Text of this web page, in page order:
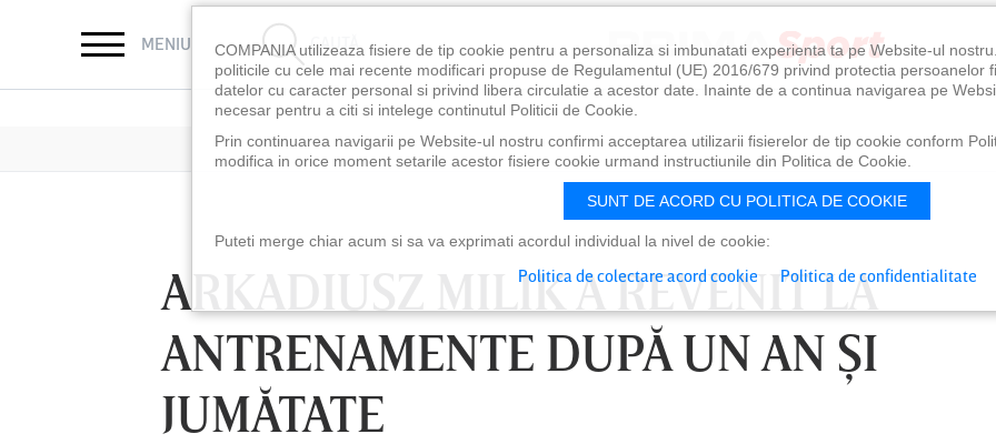
MENIU CAUTĂ
ARKADIUSZ MILIK A REVENIT LA
ANTRENAMENTE DUPĂ UN AN ŞI
JUMĂTATE
COMPANIA utilizeaza fisiere de tip cookie pentru a personaliza si imbunatati experienta ta pe Website-ul
politicile cu cele mai recente modificari propuse de Regulamentul (UE) 2016/679 privind protectia persoanelor
datelor cu caracter personal si privind libera circulatie a acestor date. Inainte de a continua navigarea pe
necesar pentru a citi si intelege continutul Politicii de Cookie.
Prin continuarea navigarii pe Website-ul nostru confirmi acceptarea utilizarii fisierelor de tip cookie conform
modifica in orice moment setarile acestor fisiere cookie urmand instructiunile din Politica de Cookie.
SUNT DE ACORD CU POLITICA DE COOKIE
Puteti merge chiar acum si sa va exprimati acordul individual la nivel de cookie:
Politica de colectare acord cookie Politica de confidentialitate